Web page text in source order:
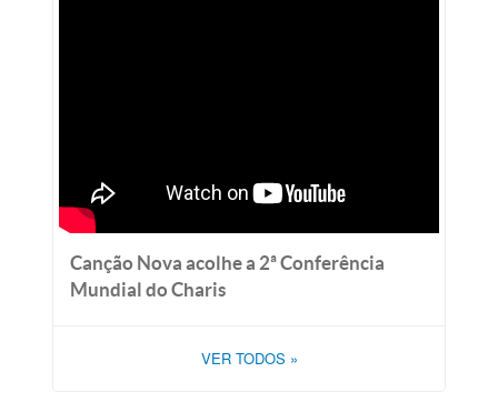
Canção Nova acolhe a 2ª Conferência
Mundial do Charis
VER TODOS »